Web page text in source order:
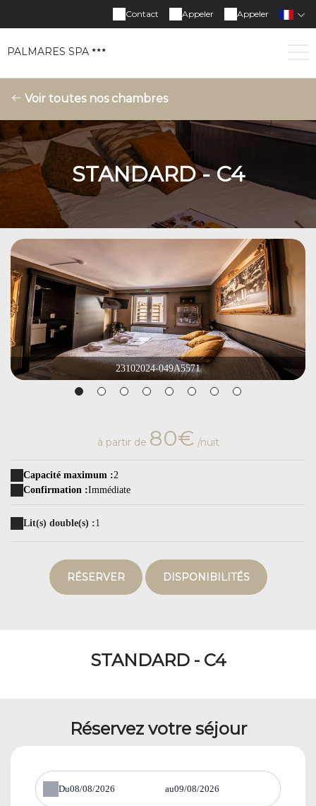
Appeler
Appeler
Contact
PALMARES SPA
Voir toutes nos chambres
STANDARD - C4
23102024-049A5571
à partir de 80€ /nuit
Capacité maximum :2
Confirmation :Immédiate
Lit(s) double(s) :1
RÉSERVER DISPONIBILITÉS
STANDARD - C4
Réservez votre séjour
Du au